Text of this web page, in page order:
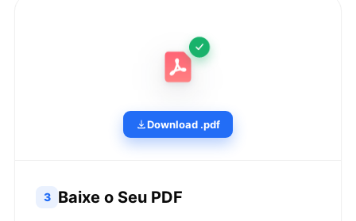
Download .pdf
3 Baixe o Seu PDF